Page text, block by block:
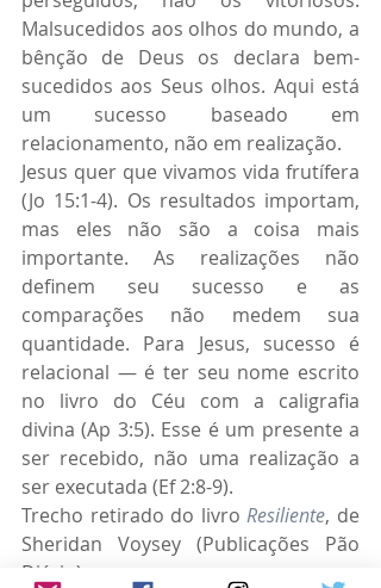
Malsucedidos aos olhos do mundo, a
bênção de Deus os declara bem-
sucedidos aos Seus olhos. Aqui está
um sucesso baseado em
relacionamento, não em realização.
Jesus quer que vivamos vida frutífera
(Jo 15:1-4). Os resultados importam,
mas eles não são a coisa mais
importante. As realizações não
definem seu sucesso e as
comparações não medem sua
quantidade. Para Jesus, sucesso é
relacional — é ter seu nome escrito
no livro do Céu com a caligrafia
divina (Ap 3:5). Esse é um presente a
ser recebido, não uma realização a
ser executada (Ef 2:8-9).
Trecho retirado do livro Resiliente, de
Sheridan Voysey (Publicações Pão
Diário)